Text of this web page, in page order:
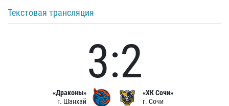
Текстовая трансляция
«Драконы»
г. Шанхай
3:2
«ХК Сочи»
г. Сочи